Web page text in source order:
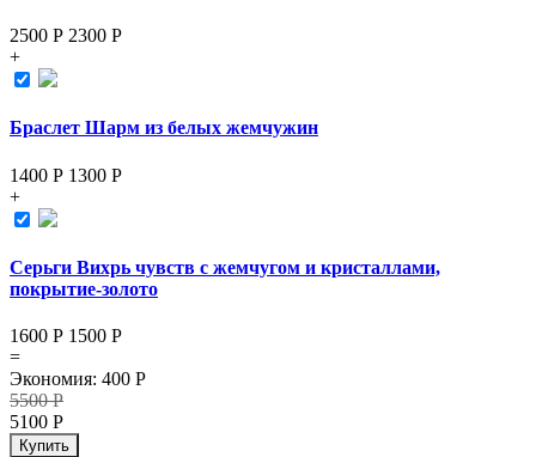
2500 Р 2300 Р
+
Браслет Шарм из белых жемчужин
1400 Р 1300 Р
+
Серьги Вихрь чувств с жемчугом и кристаллами,
покрытие-золото
1600 Р 1500 Р
=
Экономия: 400 Р
5500Р
5100 Р
Купить